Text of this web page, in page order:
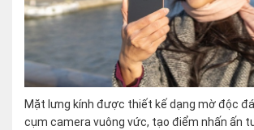
Mặt lưng kính được thiết kế dạng mờ độc
cụm camera vuông vức, tạo điểm nhấn ấn